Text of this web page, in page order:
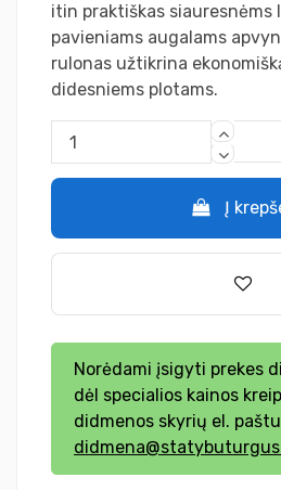
itin praktiškas siauresnėms
pavieniams augalams
rulonas užtikrina
didesniems plotams.
Į
Norėdami įsigyti prekes
dėl specialios kainos
didmenos skyrių el. paštu